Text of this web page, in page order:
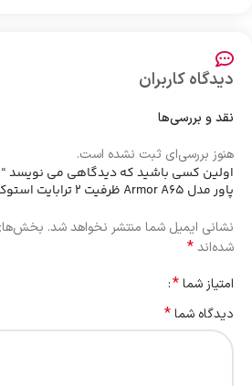
دیدگاه کاربران
نقد و بررسی‌ها
هنوز بررسی‌ای ثبت نشده است.
اولین کسی باشید که دیدگاهی می نویسد
پاور مدل Armor A65 ظرفیت 2 ترابایت استوک کارکرد 200روز”
نشانی ایمیل شما منتشر نخواهد شد.
شده‌اند*
امتیاز شما*
دیدگاه شما*